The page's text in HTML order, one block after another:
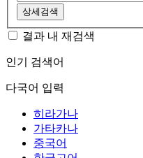
상세검색
결과 내 재검색
인기 검색어
다국어 입력
히라가나
가타카나
중국어